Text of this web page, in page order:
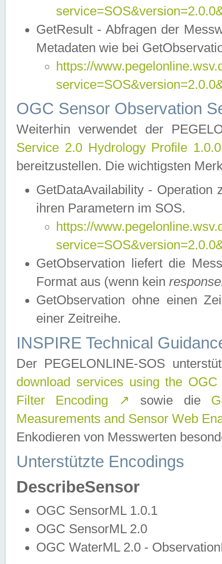
GetResult - Abfragen der
Metadaten wie bei
https://
OGC Sensor Observation
Weiterhin verwendet der
Service 2.0 Hydrology Profile
bereitzustellen. Die wichtigsten
GetDataAvailability - Operation
ihren Parametern im SOS.
https://
GetObservation liefert die
Format aus (wenn kein
GetObservation ohne einen
einer Zeitreihe.
INSPIRE Technical
Der PEGELONLINE-SOS
download services using the
Filter Encoding
↗ sowie die
Measurements and Sensor Web
Enkodieren von Messwerten
Unterstützte Encodings
DescribeSensor
OGC SensorML 1.0.1
OGC SensorML 2.0
OGC WaterML 2.0 -